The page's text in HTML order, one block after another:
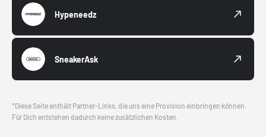
Hypeneedz
SneakerAsk
*Diese Seite enthält Partner-Links, die uns eine Provision einbringen können.
Für Dich entstehen dadurch keine zusätzlichen Kosten.